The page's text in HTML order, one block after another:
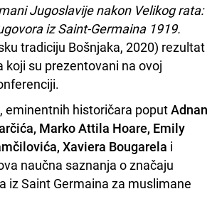
Jugoslavije nakon Velikog rata:
iz Saint-Germaina 1919.
tradiciju Bošnjaka, 2020) rezultat
koji su prezentovani na ovoj
eminentnih historičara poputAdnan
Marko Attila Hoare, Emily
Xaviera Bougarela i
naučna saznanja o značaju
iz Saint Germaina za muslimane